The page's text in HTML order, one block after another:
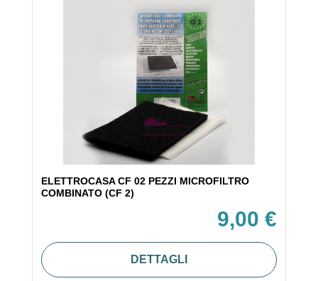
ELETTROCASA CF 02 PEZZI MICROFILTRO
COMBINATO (CF 2)
9,00 €
DETTAGLI